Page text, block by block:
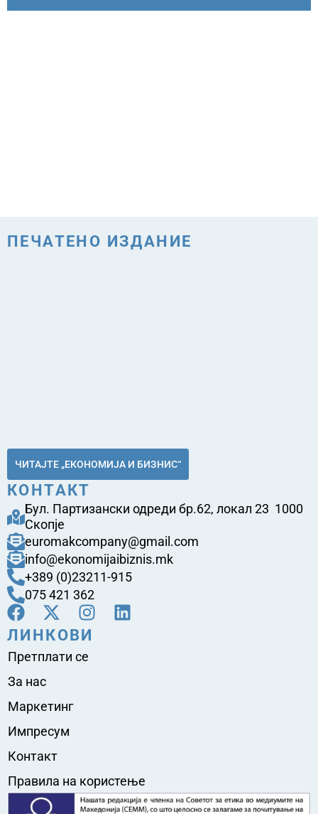
ПЕЧАТЕНО ИЗДАНИЕ
ЧИТАЈТЕ „ЕКОНОМИЈА И БИЗНИС“
КОНТАКТ
Бул. Партизански одреди бр.62, локал 23 1000
Скопје
euromakcompany@gmail.com
info@ekonomijaibiznis.mk
+389 (0)23211-915
075 421 362
ЛИНКОВИ
Претплати се
За нас
Маркетинг
Импресум
Контакт
Правила на користење